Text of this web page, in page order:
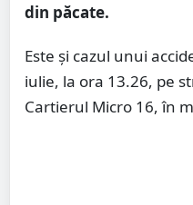
din păcate.
Este și cazul unui
iulie, la ora 13.26, pe
Cartierul Micro 16, în